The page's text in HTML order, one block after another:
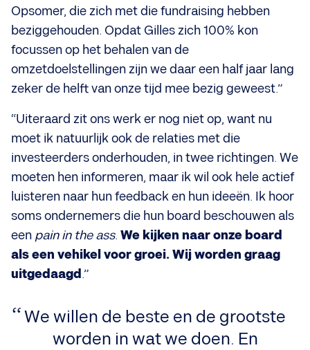
Opsomer, die zich met die fundraising hebben
beziggehouden. Opdat Gilles zich 100% kon
focussen op het behalen van de
omzetdoelstellingen zijn we daar een half jaar lang
zeker de helft van onze tijd mee bezig geweest.”
“Uiteraard zit ons werk er nog niet op, want nu
moet ik natuurlijk ook de relaties met die
investeerders onderhouden, in twee richtingen. We
moeten hen informeren, maar ik wil ook hele actief
luisteren naar hun feedback en hun ideeën. Ik hoor
soms ondernemers die hun board beschouwen als
een pain in the ass. We kijken naar onze board
als een vehikel voor groei. Wij worden graag
uitgedaagd .”
We willen de beste en de grootste
worden in wat we doen. En